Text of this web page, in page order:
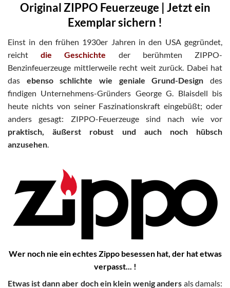
Original ZIPPO Feuerzeuge | Jetzt ein
Exemplar sichern !
Einst in den frühen 1930er Jahren in den USA gegründet,
reichtdie Geschichte der berühmten ZIPPO-
Benzinfeuerzeuge mittlerweile recht weit zurück. Dabei hat
das ebenso schlichte wie geniale Grund-Design des
findigen Unternehmens-Gründers George G. Blaisdell bis
heute nichts von seiner Faszinationskraft eingebüßt; oder
anders gesagt: ZIPPO-Feuerzeuge sind nach wie vor
praktisch, äußerst robust und auch noch hübsch
anzusehen.
Wer noch nie ein echtes Zippo besessen hat, der hat etwas
verpasst... !
Etwas ist dann aber doch ein klein wenig anders als damals: